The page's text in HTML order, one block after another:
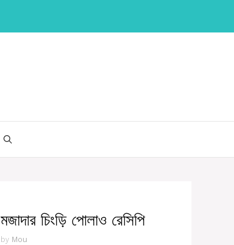
মজাদার চিংড়ি পোলাও রেসিপি
by Mou